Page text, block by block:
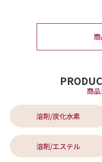
商
溶剤/炭化水素
溶剤/エステル